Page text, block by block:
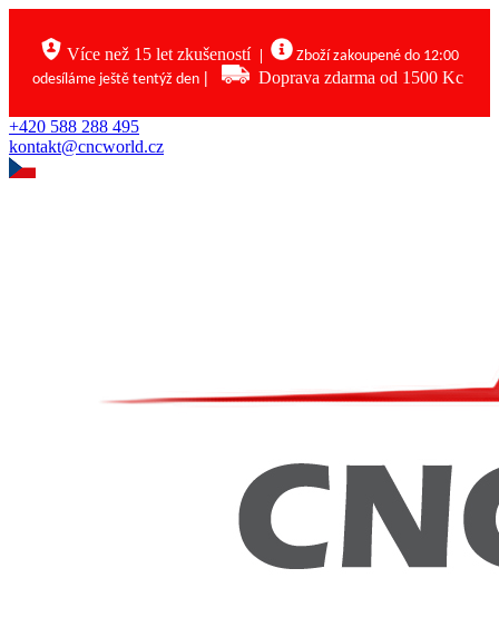
Více než 15 let zkušeností
Zboží zakoupené do 12:00
odesíláme ještě tentýž den | Doprava zdarma od 1500 Kc
+420 588 288 495
kontakt@cncworld.cz